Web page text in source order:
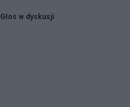
Głos w dyskusji